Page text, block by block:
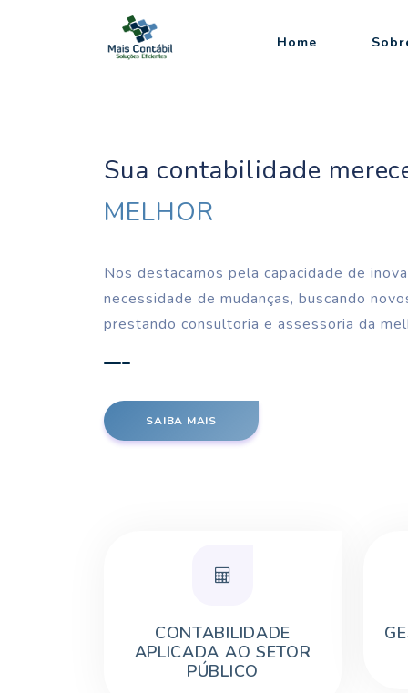
Home
Sua contabilidade
MELHOR
Nos destacamos pela capacidade de
necessidade de mudanças, buscando
prestando consultoria e assessoria da
SAIBA MAIS
CONTABILIDADE
APLICADA AO SETOR
PÚBLICO